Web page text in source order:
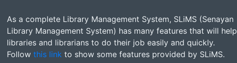
As a complete Library Management System, SLiMS (Senayan
Library Management System) has many features that will help
libraries and librarians to do their job easily and quickly.
Follow this link to show some features provided by SLiMS.